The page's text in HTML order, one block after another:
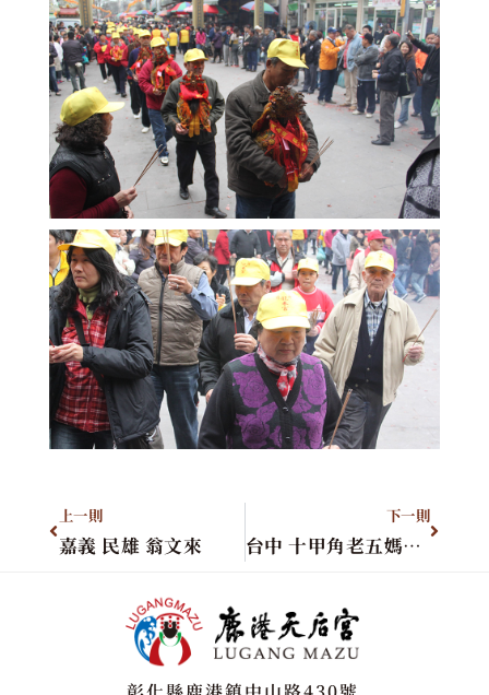
上一則
嘉義 民雄 翁文來
下一則
台中 十甲角老五媽會 後德宮